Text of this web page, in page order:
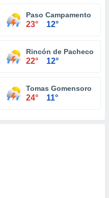
Paso Campamento
23° 12°
Rincón de Pacheco
22° 12°
Tomas Gomensoro
24° 11°